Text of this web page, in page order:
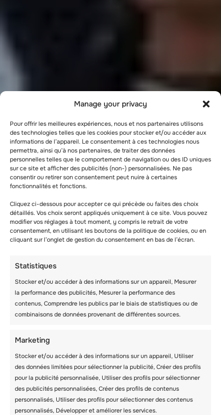
Manage your privacy
Pour offrir les meilleures expériences, nous et nos partenaires utilisons
des technologies telles que les cookies pour stocker et/ou accéder aux
informations de l’appareil. Le consentement à ces technologies nous
permettra, ainsi qu’à nos partenaires, de traiter des données
personnelles telles que le comportement de navigation ou des ID uniques
sur ce site et afficher des publicités (non-) personnalisées. Ne pas
consentir ou retirer son consentement peut nuire à certaines
fonctionnalités et fonctions.
Cliquez ci-dessous pour accepter ce qui précède ou faites des choix
détaillés. Vos choix seront appliqués uniquement à ce site. Vous pouvez
modifier vos réglages à tout moment, y compris le retrait de votre
consentement, en utilisant les boutons de la politique de cookies, ou en
cliquant sur l’onglet de gestion du consentement en bas de l’écran.
Statistiques
Stocker et/ou accéder à des informations sur un appareil, Mesurer
la performance des publicités, Mesurer la performance des
contenus, Comprendre les publics par le biais de statistiques ou de
combinaisons de données provenant de différentes sources.
Marketing
Stocker et/ou accéder à des informations sur un appareil, Utiliser
des données limitées pour sélectionner la publicité, Créer des profils
pour la publicité personnalisée, Utiliser des profils pour sélectionner
des publicités personnalisées, Créer des profils de contenus
personnalisés, Utiliser des profils pour sélectionner des contenus
personnalisés, Développer et améliorer les services.